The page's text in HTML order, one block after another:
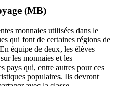
(MB)
monnaies utilisées dans le
qui font de certaines régions de
équipe de deux, les élèves
les monnaies et les
pays qui, entre autres pour ces
populaires. Ils devront